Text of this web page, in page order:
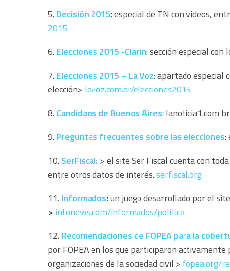
5. Decisión 2015: especial de TN con videos,
2015
6. Elecciones 2015 -Clarin: sección especial
7. Elecciones 2015 – La Voz: apartado especial
elección> lavoz.com.ar/elecciones2015
8. Candidaos de Buenos Aires: lanoticia1.com
9. Preguntas frecuentes sobre las elecciones:
10. SerFiscal: > el site Ser Fiscal cuenta con
entre otros datos de interés.serfiscal.org
11. Informados:un juego desarrollado por el
> infonews.com/informados/politica
12. Recomendaciones de FOPEA para la
por FOPEA en los que participaron
organizaciones de la sociedad civil > fopea.org/